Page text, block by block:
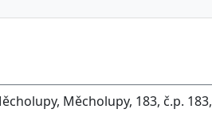
Měcholupy, 183, č.p. 183,